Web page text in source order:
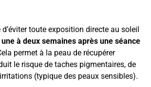
toute exposition directe au soleil
à deux semaines après une séance
permet à la peau de récupérer
le risque de taches pigmentaires, de
(typique des peaux sensibles).